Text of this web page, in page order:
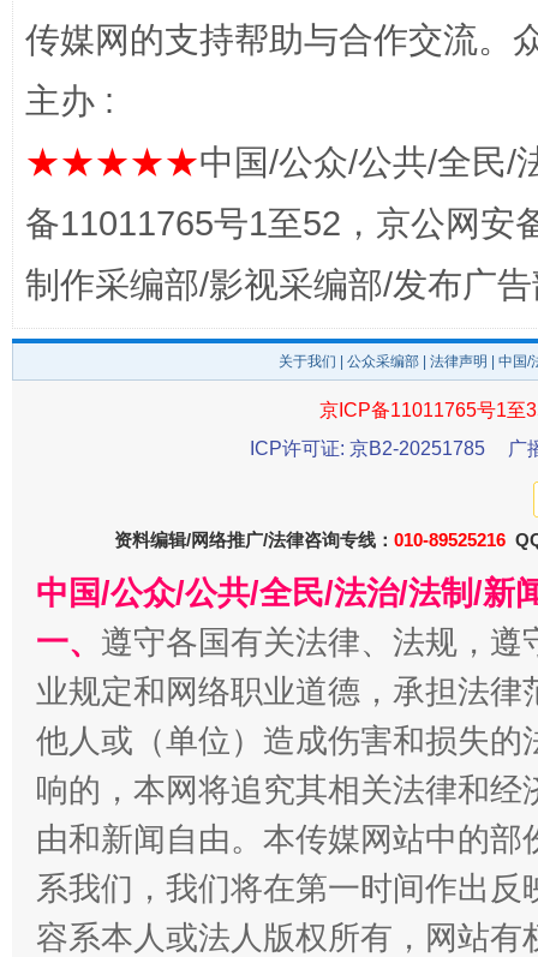
东山县通报“牛蛙产品抗生素超标问题” 法
揭开“小金库”的免责幌子
传媒网的支持帮助与合作交流。
主办 :
★★★★★中国/公众/公共/全民/
备11011765号1至52，京公网安
制作采编部/影视采编部/发布广
关于我们 公众采编部 法律声明 | 中国
京ICP备11011765号1至
ICP许可证: 京B2-20251785
广
资料编辑/网络推广/法律咨询专线： 010-89525216
中国/公众/公共/全民/法治/法制/新
一、 遵守各国有关法律、法规，
业规定和网络职业道德，承担法
他人或（单位）造成伤害和损失
响的，本网将追究其相关法律和
由和新闻自由。本传媒网站中的
系我们，我们将在第一时间作出
容系本人或法人版权所有，网站